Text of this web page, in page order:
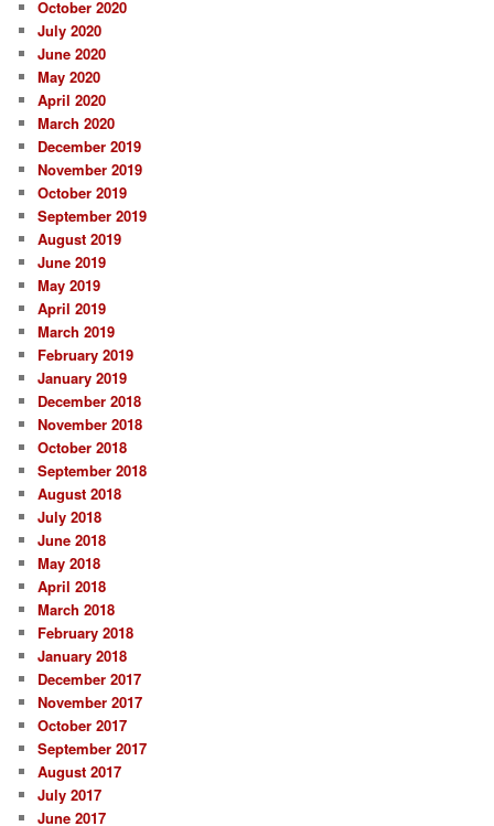
October 2020
July 2020
June 2020
May 2020
April 2020
March 2020
December 2019
November 2019
October 2019
September 2019
August 2019
June 2019
May 2019
April 2019
March 2019
February 2019
January 2019
December 2018
November 2018
October 2018
September 2018
August 2018
July 2018
June 2018
May 2018
April 2018
March 2018
February 2018
January 2018
December 2017
November 2017
October 2017
September 2017
August 2017
July 2017
June 2017